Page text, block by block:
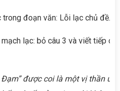
đoạn văn: Lỗi lạc chủ đề.
lạc: bỏ câu 3 và viết tiếp
được coi là một vị thần uy